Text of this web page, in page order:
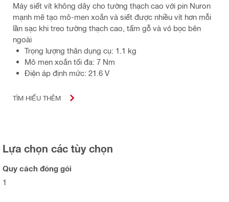
Máy siết vít không dây cho tường thạch cao với pin Nuron
mạnh mẽ tạo mô-men xoắn và siết được nhiều vít hơn mỗi
lần sạc khi treo tường thạch cao, tấm gỗ và vỏ bọc bên
ngoài
Trọng lượng thân dụng cụ: 1.1 kg
Mô men xoắn tối đa: 7 Nm
Điện áp định mức: 21.6 V
TÌM HIỂU THÊM
Lựa chọn các tùy chọn
Quy cách đóng gói
1